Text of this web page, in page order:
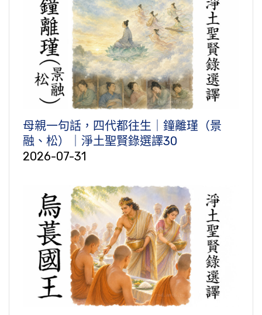
母親一句話，四代都往生｜鐘離瑾（景
融、松）｜淨土聖賢錄選譯30
2026-07-31